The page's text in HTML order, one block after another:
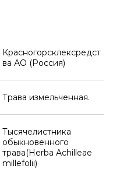
Красногорсклексредст
ва АО (Россия)
Трава измельченная.
Тысячелистника
обыкновенного
трава(Herba Achilleae
millefolii)